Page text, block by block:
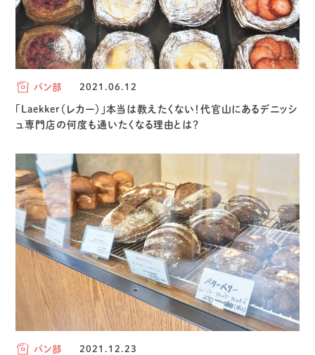
パン部 2021.06.12
「Laekker（レカー）」本当は教えたくない！代官山にあるデニッシ
ュ専門店の何度も通いたくなる理由とは？
パン部 2021.12.23